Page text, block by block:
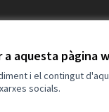
aquesta pàgina
i el contingut
socials.